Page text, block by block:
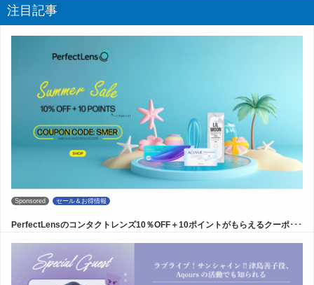
注目記事
Sponsored セール＆お得情報
PerfectLensのコンタクトレンズ10％OFF＋10ポイントがもらえるクーポ･･･